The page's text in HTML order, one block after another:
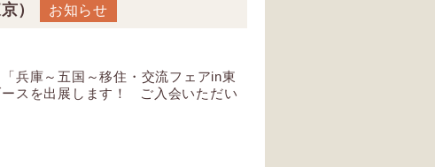
） お知らせ
兵庫～五国～移住・交流フェアin東
スを出展します！ ご入会いただい